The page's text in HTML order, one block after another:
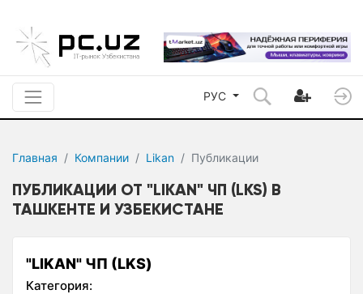
РУС
Главная Компании Likan Публикации
ПУБЛИКАЦИИ ОТ "LIKAN" ЧП (LKS) В
ТАШКЕНТЕ И УЗБЕКИСТАНЕ
"LIKAN" ЧП (LKS)
Категория: